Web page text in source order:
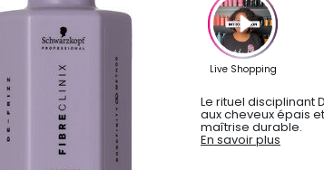
Le rituel disciplinant
aux cheveux épais
maîtrise durable.
En savoir plus